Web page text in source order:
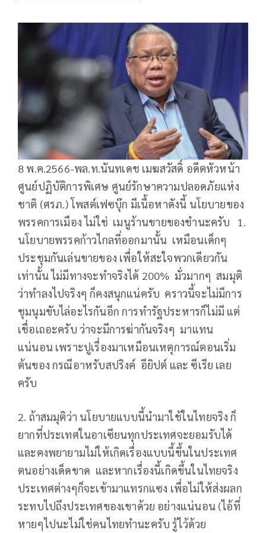
8 พ.ค.2566-พล.ท.นันทเดช เมฆสวัสดิ์ อดีตหัวหน้า
ศูนย์ปฏิบัติการพิเศษ ศูนย์รักษาความปลอดภัยแห่ง
ชาติ (ศรภ.) โพสต์เฟซบุ๊ก มีเนื้อหาดังนี้ นโยบายของ
พรรคการเมือง ไม่ใช่ เมนูร้านขายของชำนะครับ 1.
นโยบายพรรคก้าวไกลที่ออกมานั้น เหมือนเด็กๆ
ประชุมกันเล่นขายของ เพื่อให้สะใจพวกเดียวกัน
เท่านั้น ไม่มีทางจะทำจริงได้ 200% มั่วมากๆ สมมุติ
ว่าทำลงไปจริงๆ ก็คงสนุกแน่ครับ คราวนี้จะไม่มีการ
ชุมนุมขับไล่อะไรกันอีก การทำรัฐประหารก็ไม่มี แต่
เชื่อเถอะครับ ว่าจะมีการฆ่ากันจริงๆ มาแทน
แน่นอน เพราะปูเรื่องมาเหมือนเหตุการณ์ตอนเริ่ม
ต้นของ กรณีอาหรับสปริงค์ อียิปต์ และ ซีเรีย เลย
ครับ
2. ถ้าสมมุติว่า นโยบายแบบนี้นำมาใช้ในไทยจริง ก็
ยากที่ประเทศในอาเซียนทุกประเทศจะยอมรับได้
และคงพยายามไม่ให้เกิดเรื่องแบบนี้ขึ้นในประเทศ
ตนอย่างเด็ดขาด และหากเรื่องนี้เกิดขึ้นในไทยจริง
ประเทศต่างๆก็จะเข้ามาแทรกแซง เพื่อไม่ให้ส่งผลก
ระทบไปถึงประเทศของเขาด้วย อย่างแน่นอน (ไอ้ที่
หายๆไปนะไม่ใช่คนไทยทำนะครับ รู้ไว้ด้วย